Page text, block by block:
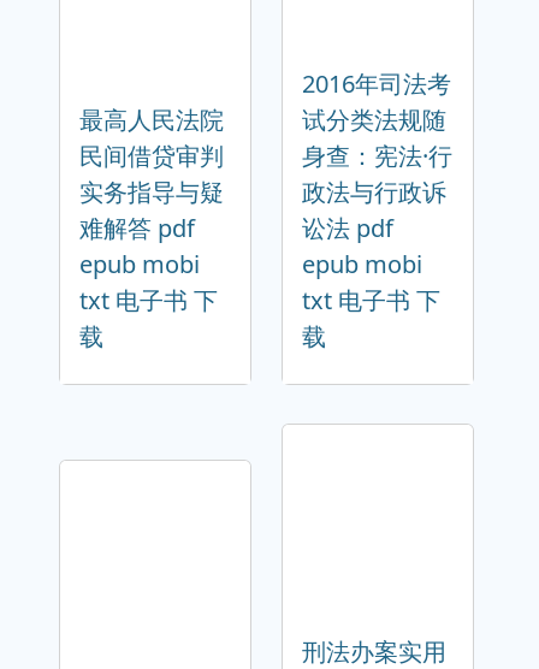
最高人民法院
民间借贷审判
实务指导与疑
难解答 pdf
epub mobi
txt 电子书 下
载
2016年司法考
试分类法规随
身查：宪法·行
政法与行政诉
讼法 pdf
epub mobi
txt 电子书 下
载
刑法办案实用